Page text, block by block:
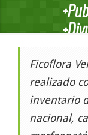
Ficoflora
realizado
inventario
nacional,